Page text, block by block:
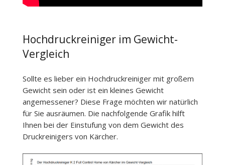
Hochdruckreiniger im Gewicht-
Vergleich
Sollte es lieber ein Hochdruckreiniger mit großem
Gewicht sein oder ist ein kleines Gewicht
angemessener? Diese Frage möchten wir natürlich
für Sie ausräumen. Die nachfolgende Grafik hilft
Ihnen bei der Einstufung von dem Gewicht des
Druckreinigers von Kärcher.